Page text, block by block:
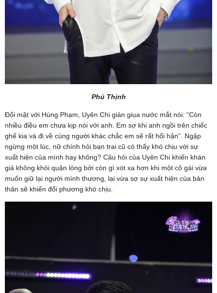
Phú Thịnh
Đối mặt với Hùng Phạm, Uyên Chi giàn giụa nước mắt nói: “Còn
nhiều điều em chưa kịp nói với anh. Em sợ khi anh ngồi trên chiếc
ghế kia và đi về cùng người khác chắc em sẽ rất hối hận”. Ngập
ngừng một lúc, nữ chính hỏi bạn trai cũ có thấy khó chịu với sự
xuất hiện của mình hay không? Câu hỏi của Uyên Chi khiến khán
giả không khỏi quặn lòng bởi còn gì xót xa hơn khi một cô gái vừa
muốn giữ lại người mình thương, lại vừa sợ sự xuất hiện của bản
thân sẽ khiến đối phương khó chịu.